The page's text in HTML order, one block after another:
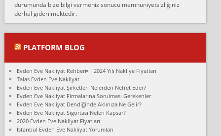
Diyarbakır dan eşyamı getirtmek için anlaştım sözleşme yaptım.
Son anda fiyat artırdılar.. mecburiyetten tasittim.. bu kişiler ağrılı
Ali:
olduk. Asansörlü dediler sonra uraya asansör kurulmaz dediler
fark istediler. ortada asa...
Nimet:
Ben 2021 Ağustos ilk haftası Evimi taşıdım yani İstanbul'un bir
Mahallesi'nden bir başka Mahallesi'ne yani Ümraniye bölgesinde
oturuyorum önceleri ara...
durumunda bize bilgi vermeniz sonucu memnuniyetsizliğiniz
derhal giderilmektedir.
PLATFORM BLOG
Evden Eve Nakliyat Rehberi
2024 Yılı Nakliye Fiyatları
Talas Evden Eve Nakliyat
Evden Eve Nakliyat Şirketleri Nelerden Nefret Eder?
Evden Eve Nakliyat Firmalarına Sorulması Gerekenler
Evden Eve Nakliyat Dendiğinde Aklınıza Ne Gelir?
Evden Eve Nakliyat Sigortası Neleri Kapsar?
2020 Evden Eve Nakliyat Fiyatları
İstanbul Evden Eve Nakliyat Yorumları